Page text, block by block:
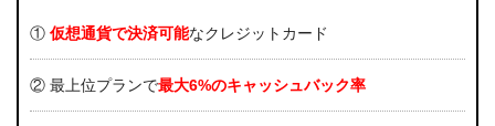
① 仮想通貨で決済可能なクレジットカード
② 最上位プランで最大6%のキャッシュバック率